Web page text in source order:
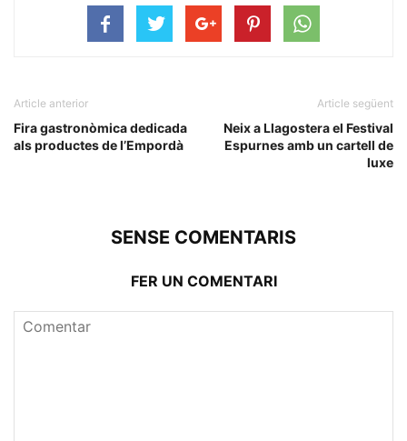
Article anterior
Fira gastronòmica dedicada
als productes de l’Empordà
Article següent
Neix a Llagostera el Festival
Espurnes amb un cartell de
luxe
SENSE COMENTARIS
FER UN COMENTARI